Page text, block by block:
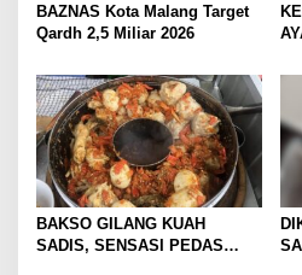
BAZNAS Kota Malang Target
Qardh 2,5 Miliar 2026
BAKSO GILANG KUAH
SADIS, SENSASI PEDAS